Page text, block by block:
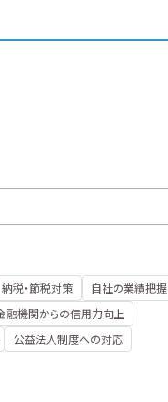
納税・節税対策
自社の業績把握
融機関からの信用力向上
公益法人制度への対応